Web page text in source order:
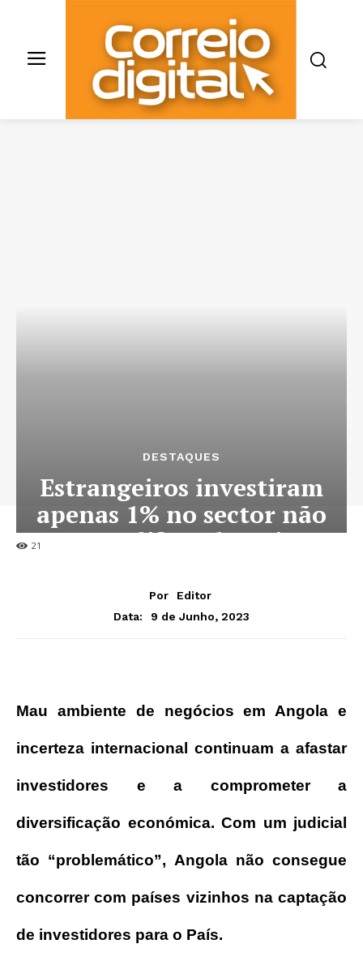
21
DESTAQUES
Estrangeiros investiram
apenas 1% no sector não
petrolífero do país
Por
Editor
Data:
9 de Junho, 2023
Mau ambiente de negócios em Angola e
incerteza internacional continuam a afastar
investidores e a comprometer a
diversificação económica. Com um judicial
tão “problemático”, Angola não consegue
concorrer com países vizinhos na captação
de investidores para o País.